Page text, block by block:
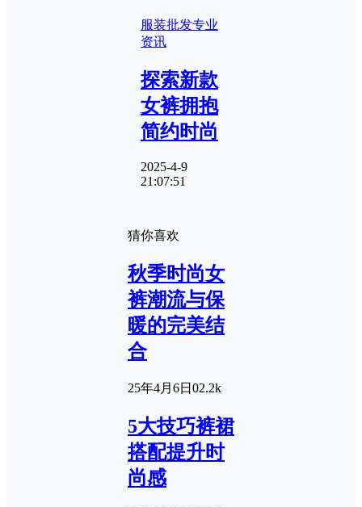
服装批发专业
资讯
探索新款
女裤拥抱
简约时尚
2025-4-9
21:07:51
猜你喜欢
秋季时尚女
裤潮流与保
暖的完美结
合
25年4月6日 02.2k
5大技巧裤裙
搭配提升时
尚感